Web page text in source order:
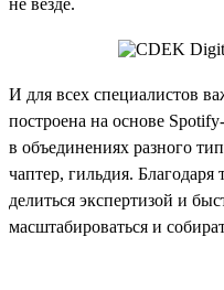
И для всех специалистов
построена на основе
в объединениях разного
чаптер, гильдия.
делиться экспертизой и
масштабироваться и